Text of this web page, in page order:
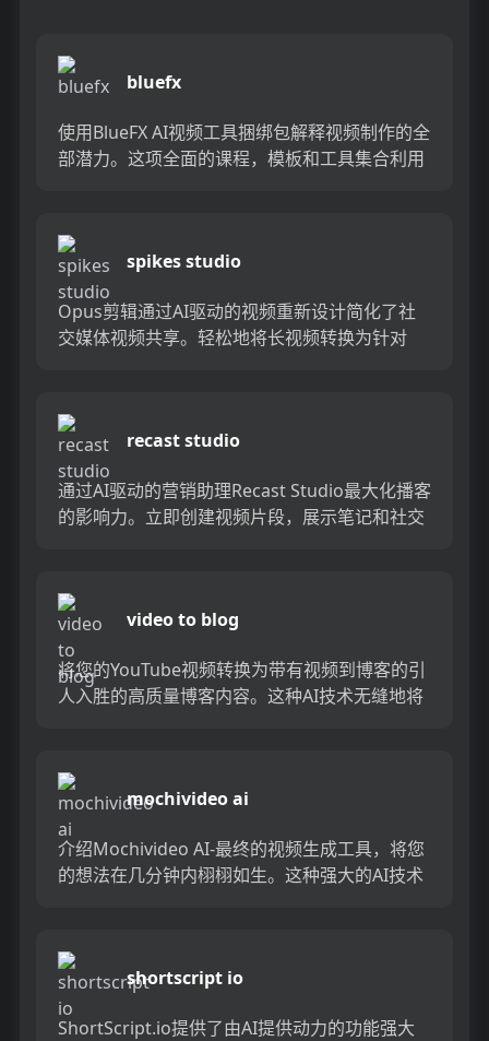
bluefx
使用BlueFX AI视频工具捆绑包解释视频制作的全
部潜力。这项全面的课程，模板和工具集合利用
spikes studio
Opus剪辑通过AI驱动的视频重新设计简化了社
交媒体视频共享。轻松地将长视频转换为针对
recast studio
通过AI驱动的营销助理Recast Studio最大化播客
的影响力。立即创建视频片段，展示笔记和社交
video to blog
将您的YouTube视频转换为带有视频到博客的引
人入胜的高质量博客内容。这种AI技术无缝地将
mochivideo ai
介绍Mochivideo AI-最终的视频生成工具，将您
的想法在几分钟内栩栩如生。这种强大的AI技术
shortscript io
ShortScript.io提供了由AI提供动力的功能强大